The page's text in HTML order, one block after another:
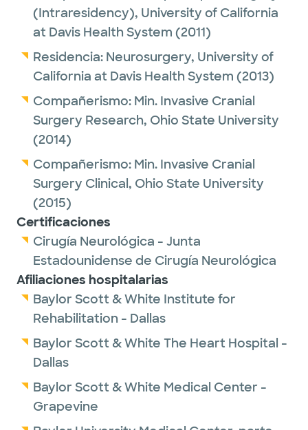
Award from the UC Davis Department of
Neurosurgery. He has authored numerous
peer-reviewed articles, book chapters, and
abstracts/poster presentations. Dr. Kerr has
served as associate faculty at the Ohio State
University state-of-the-art endoscopic skull
base surgery course. In his spare time he
enjoys traveling, skiing, staying active, and
being with friends and family.
Dr. Kerr was recognized by D Magazine as a
Best Doctorfor 2025.
(Intraresidency), University of California
at Davis Health System (2011)
Residencia: Neurosurgery, University of
California at Davis Health System (2013)
Compañerismo: Min. Invasive Cranial
Surgery Research, Ohio State University
(2014)
Compañerismo: Min. Invasive Cranial
Surgery Clinical, Ohio State University
(2015)
Certificaciones
Cirugía Neurológica - Junta
Estadounidense de Cirugía Neurológica
Afiliaciones hospitalarias
Baylor Scott & White Institute for
Rehabilitation - Dallas
Baylor Scott & White The Heart Hospital -
Dallas
Baylor Scott & White Medical Center -
Grapevine